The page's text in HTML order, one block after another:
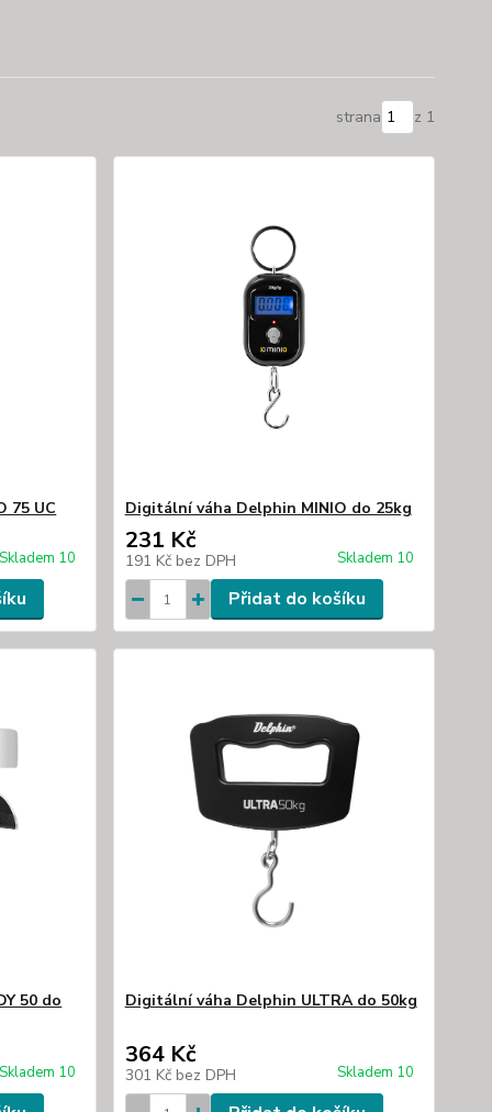
strana z 1
75 UC
Skladem 10
Digitální váha Delphin MINIO do 25kg
231 Kč
191 Kč bez DPH Skladem 10
Přidat do košíku
50 do
Skladem 10
Digitální váha Delphin ULTRA do 50kg
364 Kč
301 Kč bez DPH Skladem 10